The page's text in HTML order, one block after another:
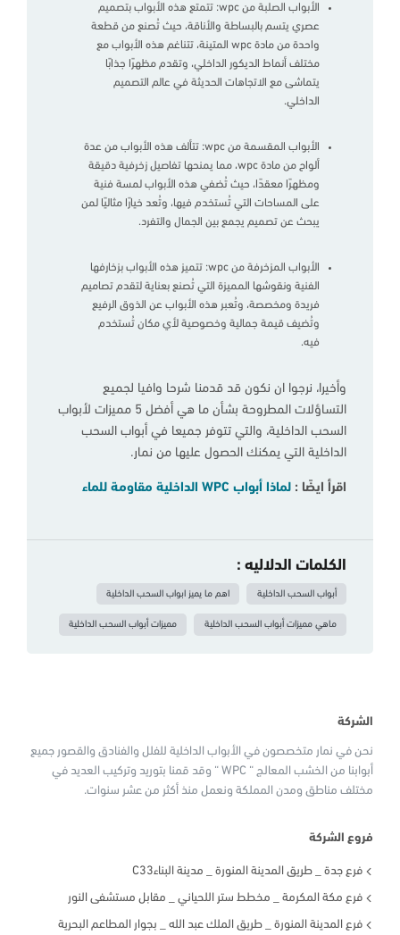
الأبواب الصلبة من wpc: تتمتع هذه الأبواب بتصميم
عصري يتسم بالبساطة والأناقة، حيث تُصنع من قطعة
واحدة من مادة wpc المتينة، تتناغم هذه الأبواب مع
مختلف أنماط الديكور الداخلي، وتقدم مظهرًا جذابًا
يتماشى مع الاتجاهات الحديثة في عالم التصميم
الداخلي.
الأبواب المقسمة من wpc: تتألف هذه الأبواب من عدة
ألواح من مادة wpc، مما يمنحها تفاصيل زخرفية دقيقة
ومظهرًا معقدًا، حيث تُضفي هذه الأبواب لمسة فنية
على المساحات التي تُستخدم فيها، وتُعد خيارًا مثاليًا لمن
يبحث عن تصميم يجمع بين الجمال والتفرد.
الأبواب المزخرفة من wpc: تتميز هذه الأبواب بزخارفها
الفنية ونقوشها المميزة التي تُصنع بعناية لتقدم تصاميم
فريدة ومخصصة، وتُعبر هذه الأبواب عن الذوق الرفيع
وتُضيف قيمة جمالية وخصوصية لأي مكان تُستخدم
فيه.
وأخيرا، نرجوا ان نكون قد قدمنا شرحا وافيا لجميع
التساؤلات المطروحة بشأن ما هي أفضل 5 مميزات لأبواب
السحب الداخلية، والتي تتوفر جميعا في أبواب السحب
الداخلية التي يمكنك الحصول عليها من نمار.
اقرأ ايضًا : لماذا أبواب WPC الداخلية مقاومة للماء
الكلمات الدلاليه :
أبواب السحب الداخلية اهم ما يميز ابواب السحب الداخلية
ماهي مميزات أبواب السحب الداخلية مميزات أبواب السحب الداخلية
الشركة
نحن في نمار متخصصون في الأبواب الداخلية للفلل والفنادق والقصور جميع
أبوابنا من الخشب المعالج “ WPC “ وقد قمنا بتوريد وتركيب العديد في
مختلف مناطق ومدن المملكة ونعمل منذ أكثر من عشر سنوات.
فروع الشركة
فرع جدة _ طريق المدينة المنورة _ مدينة البناءC33
فرع مكة المكرمة _ مخطط ستر اللحياني _ مقابل مستشفى النور
فرع المدينة المنورة _ طريق الملك عبد الله _ بجوار المطاعم البحرية